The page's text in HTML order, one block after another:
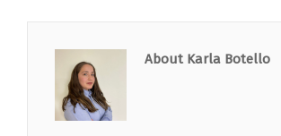
About Karla Botello